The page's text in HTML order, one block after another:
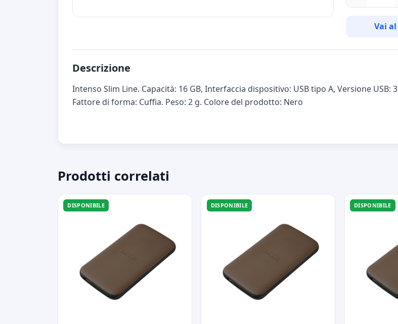
Vai
Descrizione
Intenso Slim Line. Capacità: 16 GB, Interfaccia dispositivo: USB tipo A, Versione USB:
Fattore di forma: Cuffia. Peso: 2 g. Colore del prodotto: Nero
Prodotti correlati
DISPONIBILE DISPONIBILE DISPONIBILE